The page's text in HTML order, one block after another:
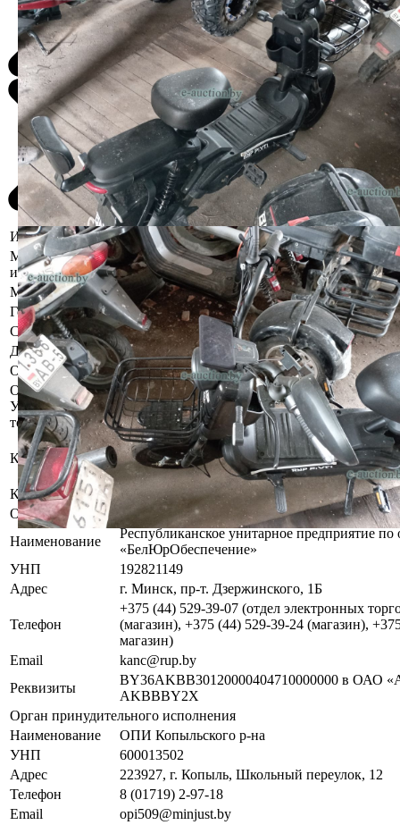
Информация о предмете торгов
Местоположение
имущества
Минская область, Копыльский р-н, г.
Марка
BNP
Год выпуска
2024
Состояние
Б/у, комплектность и работоспособность не
Должник
Адамчик Юрий Викторович
Обременения
Арест судебного исполнителя.
Осмотр объекта
Участник электронных торгов обязан до начала электронных
торгов ( п.2.4.3 Регламента)
Контактное лицо
Имущество оставлено судебным
хранителю.
За дополнительной информацией
Контакты
+375445293926
Организатор/оператор торгов
Наименование
Республиканское унитарное предприятие по
«БелЮрОбеспечение»
УНП
192821149
Адрес
г. Минск, пр-т. Дзержинского, 1Б
Телефон
+375 (44) 529-39-07 (отдел электронных
(магазин), +375 (44) 529-39-24 (магазин),
магазин)
Email
kanc@rup.by
Реквизиты
BY36AKBB30120000404710000000 в ОАО
AKBBBY2X
Орган принудительного исполнения
Наименование
ОПИ Копыльского р-на
УНП
600013502
Адрес
223927, г. Копыль, Школьный переулок, 12
Телефон
8 (01719) 2-97-18
Email
opi509@minjust.by